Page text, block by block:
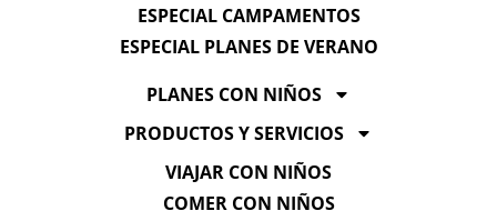
ESPECIAL CAMPAMENTOS
ESPECIAL PLANES DE VERANO
PLANES CON NIÑOS
PRODUCTOS Y SERVICIOS
VIAJAR CON NIÑOS
COMER CON NIÑOS